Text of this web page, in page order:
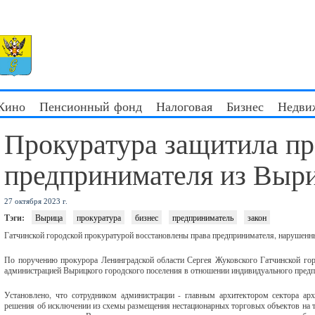
Пенсионный фонд Налоговая Бизнес
Прокуратура защитила
предпринимателя из
27 октября 2023 г.
Тэги: Вырица прокуратура бизнес предприниматель
закон
Гатчинской городской прокуратурой восстановлены права предпринимателя,
По поручению прокурора Ленинградской области Сергея Жуковского Гатчинской
администрацией Вырицкого городского поселения в отношении индивидуального
Установлено, что сотрудником администрации - главным архитектором сектора
решения об исключении из схемы размещения нестационарных торговых объектов на